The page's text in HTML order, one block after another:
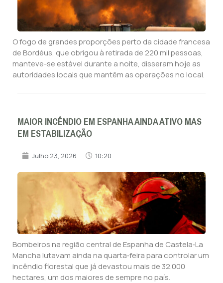
O fogo de grandes proporções perto da cidade francesa
de Bordéus, que obrigou à retirada de 220 mil pessoas,
manteve-se estável durante a noite, disseram hoje as
autoridades locais que mantêm as operações no local.
MAIOR INCÊNDIO EM ESPANHA AINDA ATIVO MAS
EM ESTABILIZAÇÃO
Julho 23, 2026 10:20
Bombeiros na região central de Espanha de Castela‑La
Mancha lutavam ainda na quarta‑feira para controlar um
incêndio florestal que já devastou mais de 32.000
hectares, um dos maiores de sempre no país.